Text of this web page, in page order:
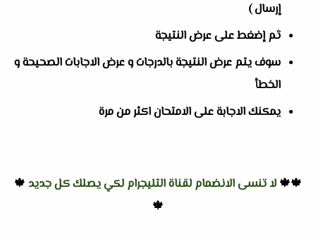
إرسال )
ثم إضغط على عرض النتيجة
سوف يتم عرض النتيجة بالدرجات و عرض الاجابات الصحيحة و
الخطأ
يمكنك الاجابة على الامتحان اكثر من مرة
🍁🍁 لا تنسى الانضمام لقناة التليجرام لكي يصلك كل جديد 🍁
🍁